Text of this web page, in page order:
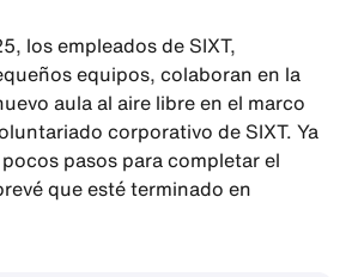
los empleados de SIXT,
equipos, colaboran en la
aula al aire libre en el marco
corporativo de SIXT. Ya
pasos para completar el
que esté terminado en